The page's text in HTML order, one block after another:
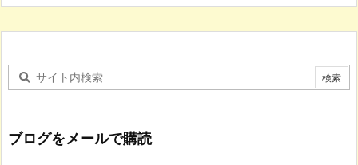
ブログをメールで購読